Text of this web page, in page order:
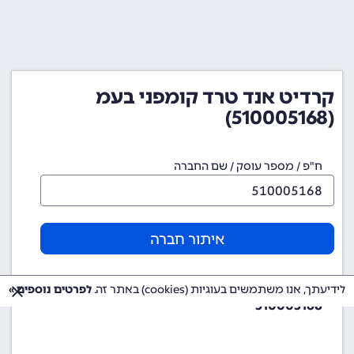
קרדיט אנד טרד קומפני בעמ
(510005168)
ח"פ / מספר עוסק / שם החברה
איתור חברה
510005168
לידיעתך, אנו משתמשים בעוגיות (cookies) באתר זה. לפרטים נוספים »